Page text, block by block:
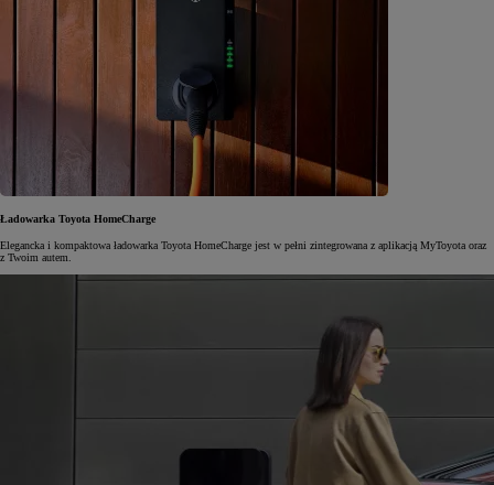
Ładowarka Toyota HomeCharge
Elegancka i kompaktowa ładowarka Toyota HomeCharge jest w pełni zintegrowana z aplikacją MyToyota oraz
z Twoim autem.